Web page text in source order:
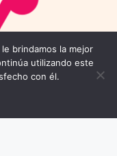
brindamos la mejor
utilizando este
con él.